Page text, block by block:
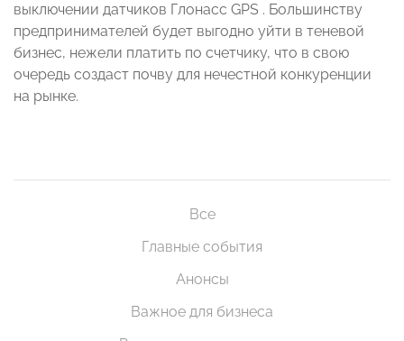
выключении датчиков Глонасс GPS . Большинству
предпринимателей будет выгодно уйти в теневой
бизнес, нежели платить по счетчику, что в свою
очередь создаст почву для нечестной конкуренции
на рынке.
Все
Главные события
Анонсы
Важное для бизнеса